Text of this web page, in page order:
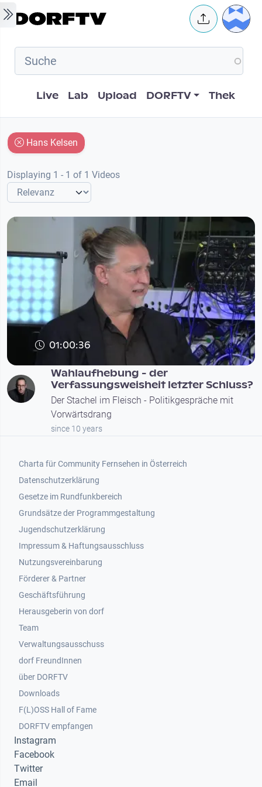
Skip to main content User
Hauptnavigation
Live Lab Upload DORFTV Thek
Hans Kelsen
Displaying 1 - 1 of 1 Videos
01:00:36
Wahlaufhebung - der
Verfassungsweisheit letzter Schluss?
Der Stachel im Fleisch - Politikgespräche mit
Vorwärtsdrang
since 10 years
Footer 1
Charta für Community Fernsehen in Österreich
Datenschutzerklärung
Gesetze im Rundfunkbereich
Grundsätze der Programmgestaltung
Jugendschutzerklärung
Impressum & Haftungsausschluss
Nutzungsvereinbarung
Footer 2
Förderer & Partner
Geschäftsführung
Herausgeberin von dorf
Team
Verwaltungsausschuss
dorf FreundInnen
Footer 3
über DORFTV
Downloads
F(L)OSS Hall of Fame
Footer 4
DORFTV empfangen
Instagram
Facebook
Twitter
Email